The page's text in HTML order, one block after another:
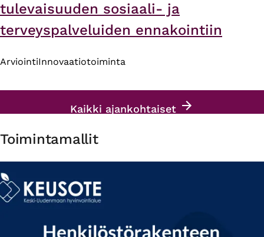
tulevaisuuden sosiaali- ja
terveyspalveluiden ennakointiin
ArviointiInnovaatiotoiminta
Kaikki ajankohtaiset
Toimintamallit